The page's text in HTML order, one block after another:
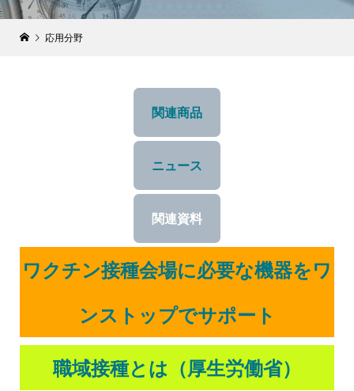
応用分野
関連商品
ニュース
関連資料
ワクチン接種会場に必要な機器をワ
ンストップでサポート
職域接種とは（厚生労働省）